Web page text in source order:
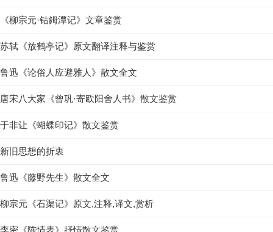
《柳宗元·钴鉧潭记》文章鉴赏
苏轼《放鹤亭记》原文翻译注释与鉴赏
鲁迅《论俗人应避雅人》散文全文
唐宋八大家《曾巩·寄欧阳舍人书》散文鉴赏
于非让《蝴蝶印记》散文鉴赏
新旧思想的折衷
鲁迅《藤野先生》散文全文
柳宗元《石渠记》原文,注释,译文,赏析
李密《陈情表》抒情散文鉴赏